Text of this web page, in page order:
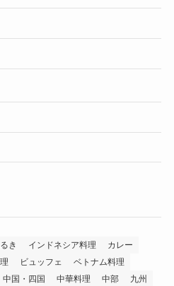
き インドネシア料理
カレー
ビュッフェ
ベトナム料理
中国・四国 中華料理 中部
九州